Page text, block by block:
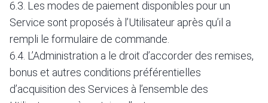
6.3. Les modes de paiement disponibles pour un
Service sont proposés à l’Utilisateur après qu’il a
rempli le formulaire de commande.
6.4. L’Administration a le droit d’accorder des remises,
bonus et autres conditions préférentielles
d’acquisition des Services à l’ensemble des